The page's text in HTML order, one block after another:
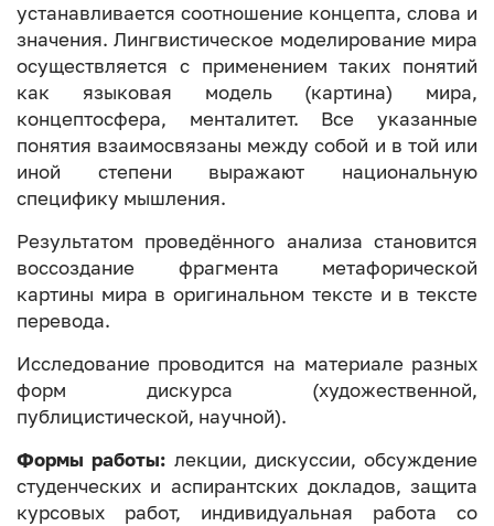
устанавливается соотношение концепта, слова и
значения. Лингвистическое моделирование мира
осуществляется с применением таких понятий
как языковая модель (картина) мира,
концептосфера, менталитет. Все указанные
понятия взаимосвязаны между собой и в той или
иной степени выражают национальную
специфику мышления.
Результатом проведённого анализа становится
воссоздание фрагмента метафорической
картины мира в оригинальном тексте и в тексте
перевода.
Исследование проводится на материале разных
форм дискурса (художественной,
публицистической, научной).
Формы работы: лекции, дискуссии, обсуждение
студенческих и аспирантских докладов, защита
курсовых работ, индивидуальная работа со